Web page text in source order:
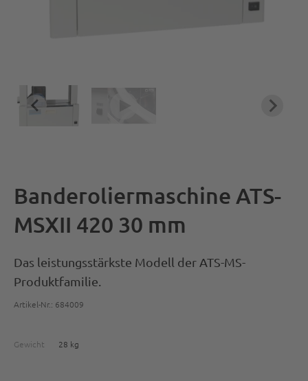
Banderoliermaschine ATS-
MSXII 420 30 mm
Das leistungsstärkste Modell der ATS-MS-
Produktfamilie.
Artikel-Nr.: 684009
Gewicht 28 kg